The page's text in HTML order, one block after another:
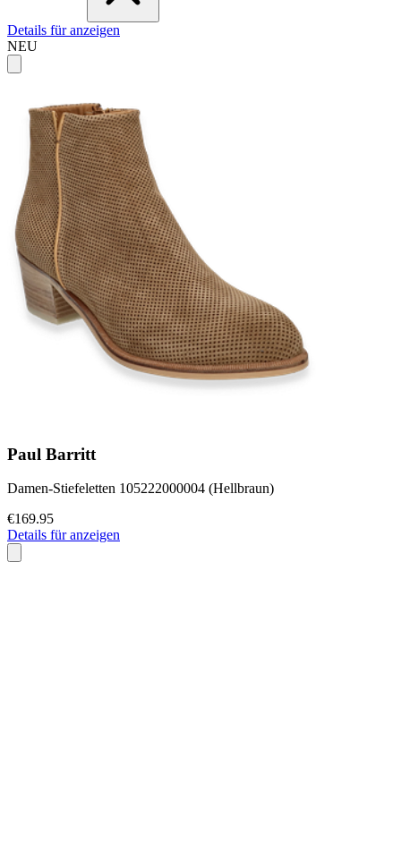
Details für anzeigen
NEU
Paul Barritt
Damen-Stiefeletten 105222000004 (Hellbraun)
€169.95
Details für anzeigen